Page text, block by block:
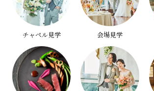
チャペル見学 会場見学